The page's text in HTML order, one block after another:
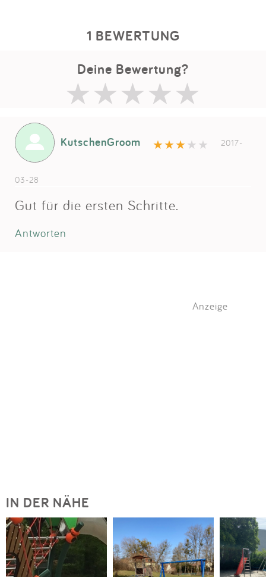
1 BEWERTUNG
Deine Bewertung?
KutschenGroom 2017-
03-28
Gut für die ersten Schritte.
Antworten
Anzeige
IN DER NÄHE